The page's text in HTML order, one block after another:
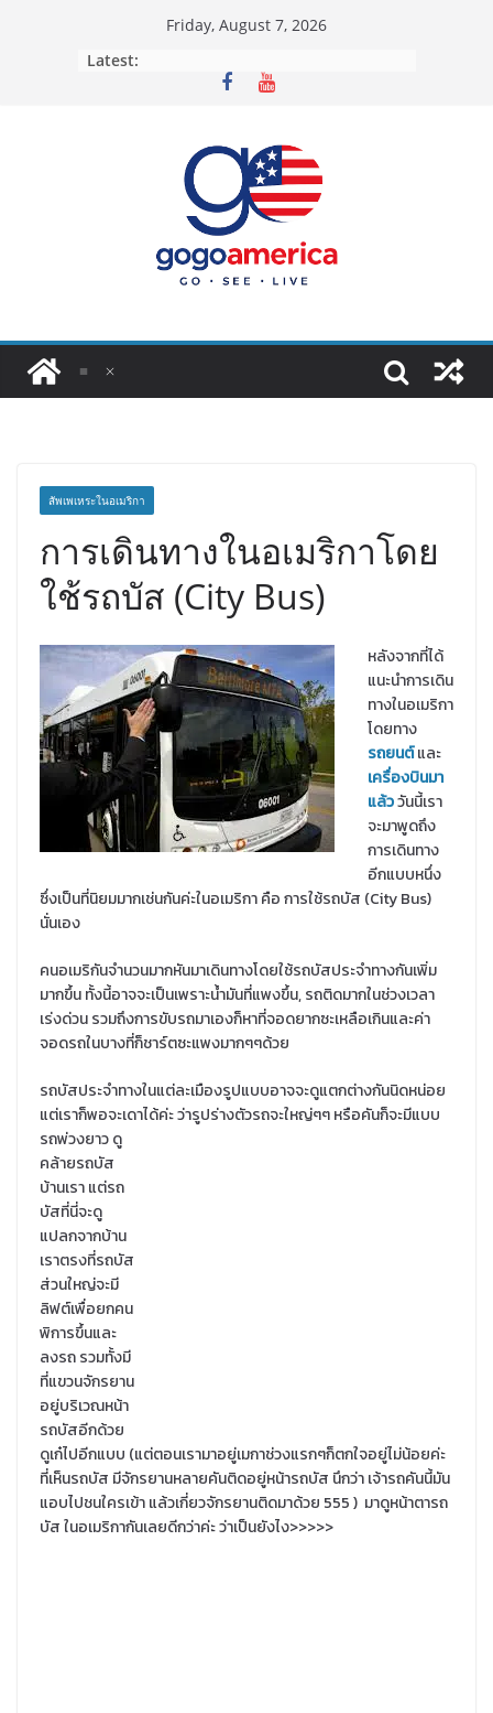
Friday, August 7, 2026
Latest:
สัพเพเหระในอเมริกา
การเดินทางในอเมริกาโดย
ใช้รถบัส (City Bus)
หลังจากที่ได้
แนะนำการเดิน
ทางในอเมริกา
โดยทาง
รถยนต์และ
เครื่องบินมา
แล้ววันนี้เรา
จะมาพูดถึง
การเดินทาง
อีกแบบหนึ่ง
ซึ่งเป็นที่นิยมมากเช่นกันค่ะในอเมริกา คือ การใช้รถบัส (City Bus)
นั่นเอง
คนอเมริกันจำนวนมากหันมาเดินทางโดยใช้รถบัสประจำทางกันเพิ่ม
มากขึ้น ทั้งนี้อาจจะเป็นเพราะน้ำมันที่แพงขึ้น, รถติดมากในช่วงเวลา
เร่งด่วน รวมถึงการขับรถมาเองก็หาที่จอดยากซะเหลือเกินและค่า
จอดรถในบางที่ก็ชาร์ตซะแพงมากๆๆด้วย
รถบัสประจำทางในแต่ละเมืองรูปแบบอาจจะดูแตกต่างกันนิดหน่อย
แต่เราก็พอจะเดาได้ค่ะ ว่ารูปร่างตัวรถจะใหญ่ๆๆ หรือคันก็จะมีแบบ
รถพ่วงยาว ดู
คล้ายรถบัส
บ้านเรา แต่รถ
บัสที่นี่จะดู
แปลกจากบ้าน
เราตรงที่รถบัส
ส่วนใหญ่จะมี
ลิฟต์เพื่อยกคน
พิการขึ้นและ
ลงรถ รวมทั้งมี
ที่แขวนจักรยาน
อยู่บริเวณหน้า
รถบัสอีกด้วย
ดูเก๋ไปอีกแบบ (แต่ตอนเรามาอยู่เมกาช่วงแรกๆก็ตกใจอยู่ไม่น้อยค่ะ
ที่เห็นรถบัส มีจักรยานหลายคันติดอยู่หน้ารถบัส นึกว่า เจ้ารถคันนี้มัน
แอบไปชนใครเข้า แล้วเกี่ยวจักรยานติดมาด้วย 555 ) มาดูหน้าตารถ
บัส ในอเมริกากันเลยดีกว่าค่ะ ว่าเป็นยังไง>>>>>